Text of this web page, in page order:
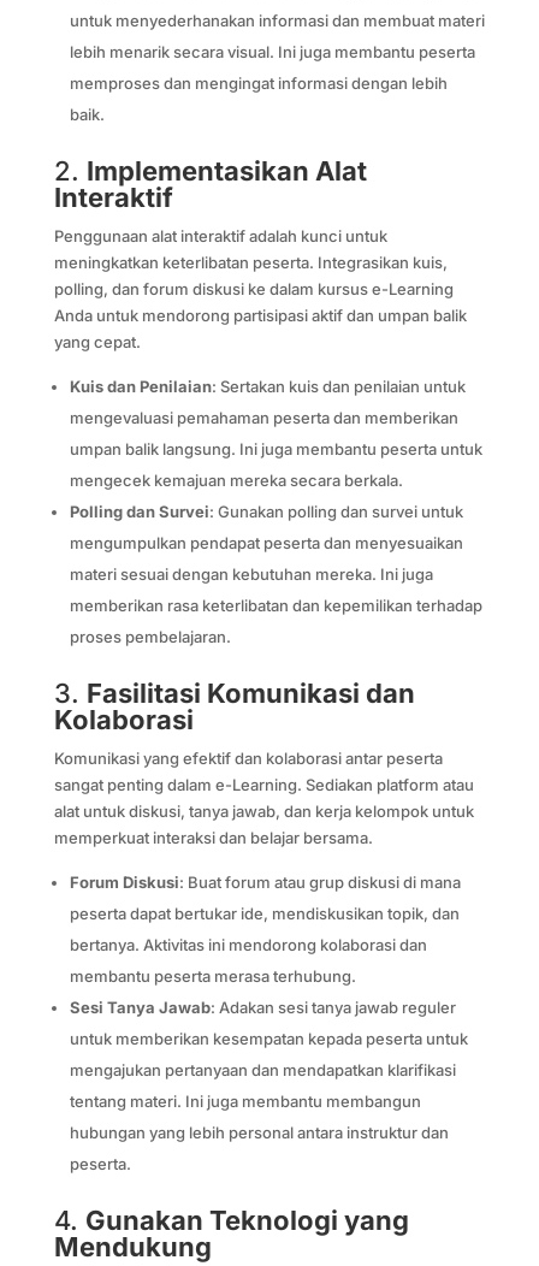
untuk menyederhanakan informasi dan membuat materi
lebih menarik secara visual. Ini juga membantu peserta
memproses dan mengingat informasi dengan lebih
baik.
2. Implementasikan Alat
Interaktif
Penggunaan alat interaktif adalah kunci untuk
meningkatkan keterlibatan peserta. Integrasikan kuis,
polling, dan forum diskusi ke dalam kursus e-Learning
Anda untuk mendorong partisipasi aktif dan umpan balik
yang cepat.
Kuis dan Penilaian: Sertakan kuis dan penilaian untuk
mengevaluasi pemahaman peserta dan memberikan
umpan balik langsung. Ini juga membantu peserta untuk
mengecek kemajuan mereka secara berkala.
Polling dan Survei: Gunakan polling dan survei untuk
mengumpulkan pendapat peserta dan menyesuaikan
materi sesuai dengan kebutuhan mereka. Ini juga
memberikan rasa keterlibatan dan kepemilikan terhadap
proses pembelajaran.
3. Fasilitasi Komunikasi dan
Kolaborasi
Komunikasi yang efektif dan kolaborasi antar peserta
sangat penting dalam e-Learning. Sediakan platform atau
alat untuk diskusi, tanya jawab, dan kerja kelompok untuk
memperkuat interaksi dan belajar bersama.
Forum Diskusi: Buat forum atau grup diskusi di mana
peserta dapat bertukar ide, mendiskusikan topik, dan
bertanya. Aktivitas ini mendorong kolaborasi dan
membantu peserta merasa terhubung.
Sesi Tanya Jawab: Adakan sesi tanya jawab reguler
untuk memberikan kesempatan kepada peserta untuk
mengajukan pertanyaan dan mendapatkan klarifikasi
tentang materi. Ini juga membantu membangun
hubungan yang lebih personal antara instruktur dan
peserta.
4. Gunakan Teknologi yang
Mendukung